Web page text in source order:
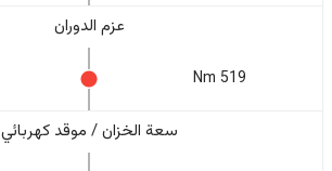
عزم الدوران
519 Nm
سعة الخزان / موقد كهربائي